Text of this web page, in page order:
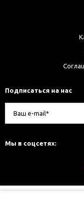
Подписаться на нас
Мы в соцсетях: